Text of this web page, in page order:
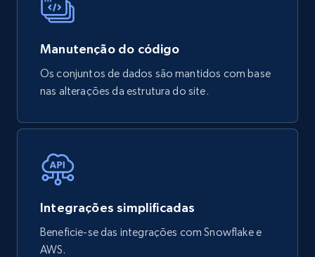
Manutenção do código
Os conjuntos de dados são mantidos com base
nas alterações da estrutura do site.
Integrações simplificadas
Beneficie-se das integrações com Snowflake e
AWS.